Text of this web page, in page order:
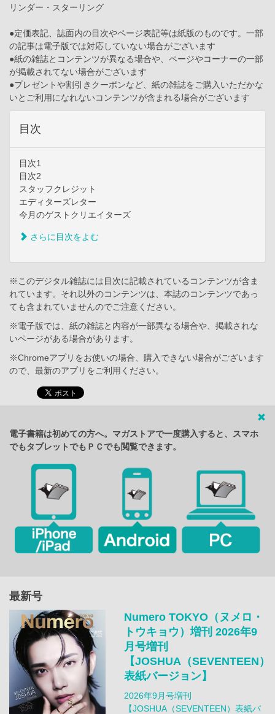
リンダー・スターリング
●定価表記、誌面内の目次やページ表記等は紙版のものです。一部
の記事は電子版では対応していない場合がございます
●紙の雑誌とコンテンツが異なる場合や、ページやコーナーの一部
が掲載されてない場合がございます
●プレゼントや割引きクーポンなど、紙の雑誌をご購入いただかな
いとご利用になれないコンテンツが含まれる場合がございます
目次
目次1
目次2
スタッフクレジット
エディターズレター
今月のゲストクリエイターズ
さらに目次をよむ
※このデジタル雑誌には目次に記載されているコンテンツが含ま
れています。それ以外のコンテンツは、本誌のコンテンツであっ
ても含まれていませんのでご注意ください。
※電子版では、紙の雑誌と内容が一部異なる場合や、掲載されな
いページがある場合があります。
※Chromeアプリをお使いの場合、購入できない場合がございます
ので、最新のアプリをご利用ください。
電子書籍は初めての方へ。マガストアで一度購入すると、スマホ
でもタブレットでもＰＣでも閲覧できます。
最新号
Numero TOKYO（ヌメロ・
トウキョウ）増刊 2026年9
月号増刊
【JOSHUA（SEVENTEEN）
表紙バージョン】
2026年9月号増刊
【JOSHUA（SEVENTEEN）表紙バ